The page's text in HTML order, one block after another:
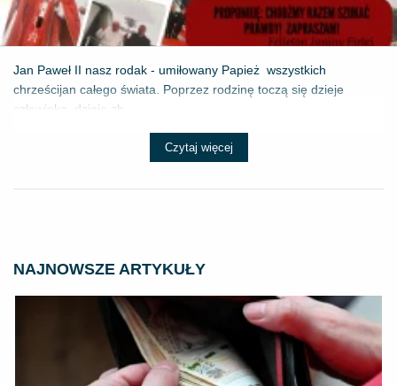
Jan Paweł II nasz rodak - umiłowany Papież wszystkich
chrześcijan całego świata. Poprzez rodzinę toczą się dzieje
człowieka, dzieje zb...
Czytaj więcej
NAJNOWSZE ARTYKUŁY